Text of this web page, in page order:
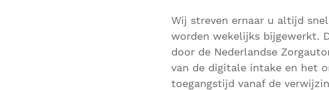
Wij streven ernaar u altijd
worden wekelijks bijgewerkt.
door de Nederlandse
van de digitale intake en het
toegangstijd vanaf de